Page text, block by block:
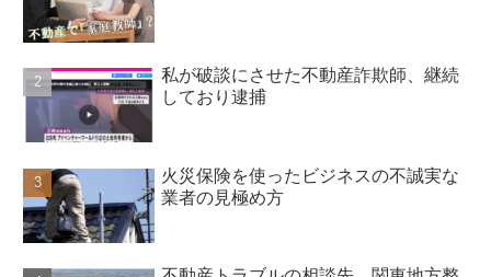
私が破談にさせた不動産詐欺師、継続
しており逮捕
火災保険を使ったビジネスの不誠実な
業者の見極め方